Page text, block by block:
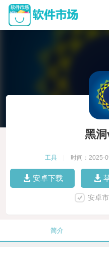
黑洞
工具 时间：2025-
安卓下载
安卓
简介